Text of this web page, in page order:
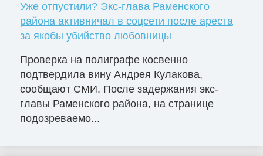
Уже отпустили? Экс-глава Раменского
района активничал в соцсети после ареста
за якобы убийство любовницы
Проверка на полиграфе косвенно
подтвердила вину Андрея Кулакова,
сообщают СМИ. После задержания экс-
главы Раменского района, на странице
подозреваемо...